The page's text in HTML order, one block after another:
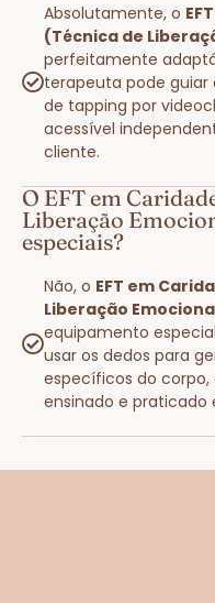
Absolutamente, o
(Técnica de
perfeitamente
terapeuta pode guiar
de tapping por
acessível
cliente.
O EFT em
Liberação
especiais?
Não, o EFT em
Liberação
equipamento
usar os dedos para
específicos do
ensinado e praticado